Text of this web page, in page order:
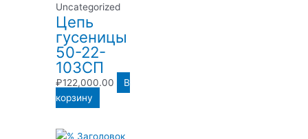
Uncategorized
Цепь
гусеницы
50-22-
103СП
₽122,000.00
В
корзину